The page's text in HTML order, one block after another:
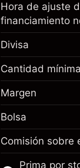
Margen.
Cargos por
posición
~
Dinero del
Ajuste de
Cargos por
posición
Tamaño de
Hora de ajuste
financiamiento
Divisa
Cantidad
Margen
Bolsa
Comisión sobre
Prima por